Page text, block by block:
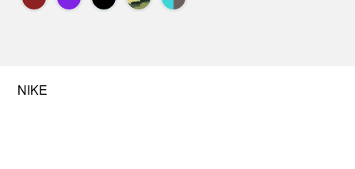
NIKE